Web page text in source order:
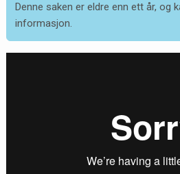
Denne saken er eldre enn ett år, og
informasjon.